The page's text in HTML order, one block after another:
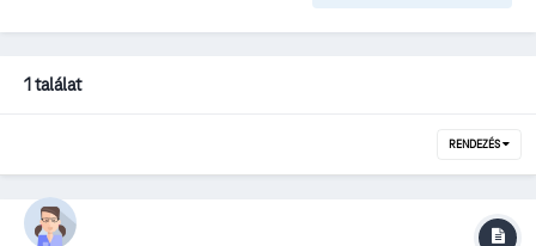
1 találat
RENDEZÉS